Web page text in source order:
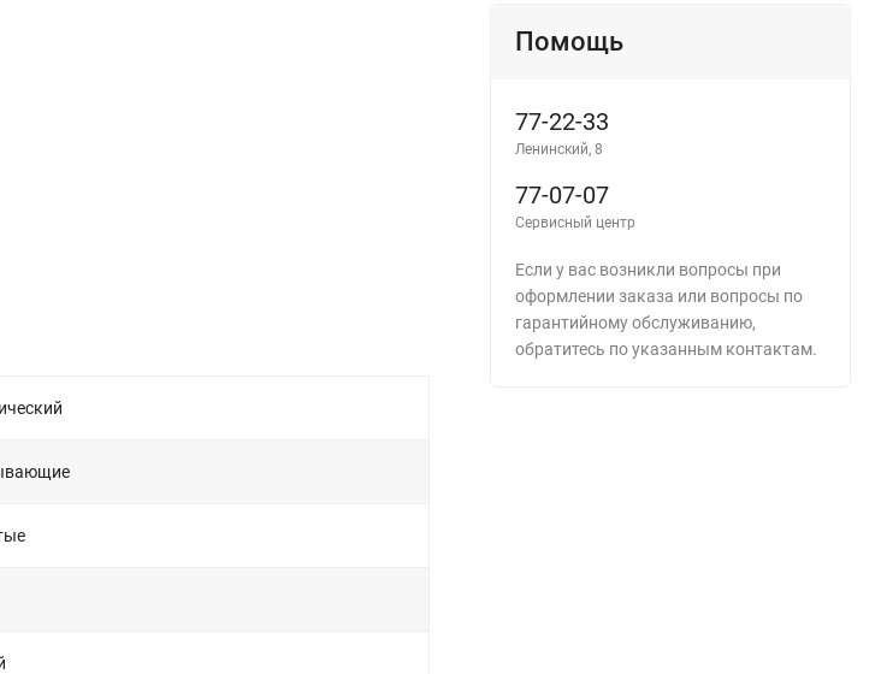
Помощь
77-22-33
Ленинский, 8
77-07-07
Сервисный центр
Если у вас возникли вопросы при
оформлении заказа или вопросы по
гарантийному обслуживанию,
обратитесь по указанным контактам.